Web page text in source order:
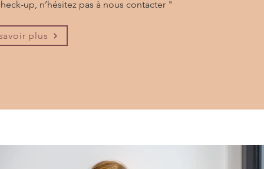
up, n’hésitez pas à nous contacter "
plus